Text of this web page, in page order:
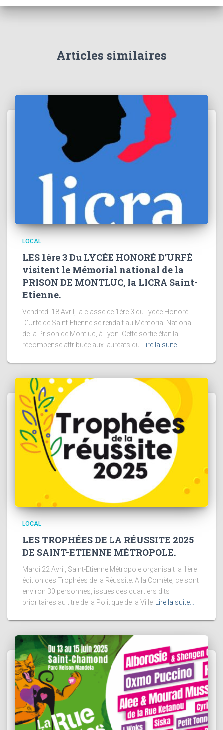
Articles similaires
LOCAL
LES 1ère 3 Du LYCÉE HONORÉ D’URFÉ
visitent le Mémorial national de la
PRISON DE MONTLUC, la LICRA Saint-
Etienne.
Vendredi 18 Avril, la classe de 1ère 3 du Lycée Honoré
D’Urfé de Saint-Etienne se rendait au Mémorial National
de la Prison de Montluc, à Lyon. Cette sortie était la
récompense attribuée aux lauréats du
Lire la suite…
LOCAL
LES TROPHÉES DE LA RÉUSSITE 2025
DE SAINT-ETIENNE MÉTROPOLE.
Mardi 22 Avril, Saint-Etienne Métropole organisait la 1ère
édition des Trophées de la Réussite. A la Comète, ce sont
environ 30 personnes, issues des quartiers dits
prioritaires au titre de la Politique de la Ville Lire la suite…